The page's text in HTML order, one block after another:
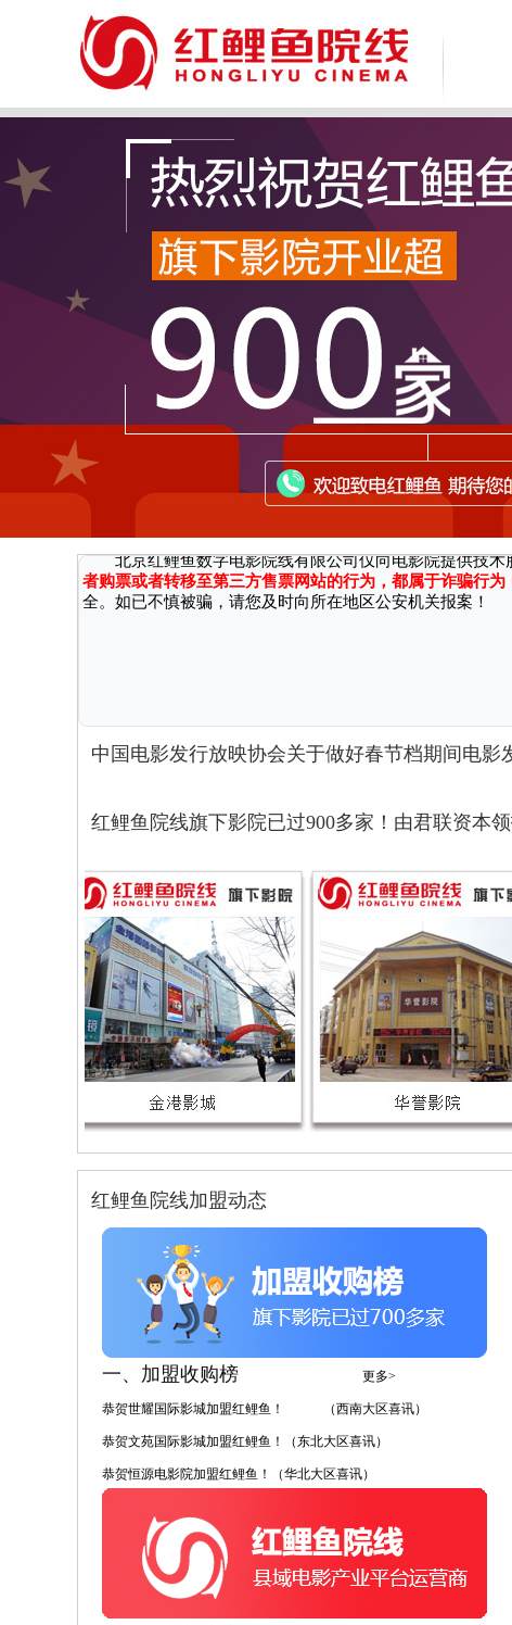
致 尊敬的广大消费者：
因近期接到国家机关反馈，有不法分子通过微信、第三方网站
北京红鲤鱼数字电影院线有限公司仅向电影院提供技术
者购票或者转移至第三方售票网站的行为，都属于诈骗行
全。如已不慎被骗，请您及时向所在地区公安机关报案！
中国电影发行放映协会关于做好春节档期间电影
红鲤鱼院线旗下影院已过900多家！由君联资本
红鲤鱼院线加盟动态
一、加盟收购榜 更多>
恭贺世耀国际影城加盟红鲤鱼！ （西南大区喜讯）
恭贺文苑国际影城加盟红鲤鱼！（东北大区喜讯）
恭贺恒源电影院加盟红鲤鱼！（华北大区喜讯）